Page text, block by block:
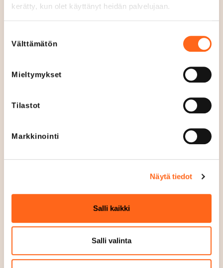
kerätty, kun olet käyttänyt heidän palvelujaan.
valinta
Välttämätön
Mieltymykset
Tilastot
Markkinointi
Näytä tiedot
Salli kaikki
Salli valinta
Kerros K1
A
o
n
07-22
Ma - La
Verkkosivut